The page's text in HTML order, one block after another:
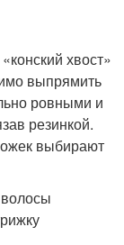
хвост»
выпрямить
ровными и
резинкой.
выбирают